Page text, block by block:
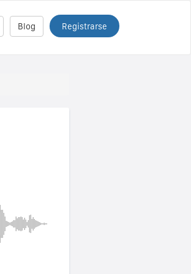
Registrarse
Blog